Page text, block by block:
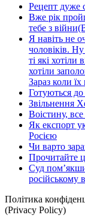
Рецепт дуже
Вже рік
тебе з
Я навіть не
чоловіків.
ті які хотіли
хотіли
Зараз коли
Готуються
Звільнення
Воістину,
Як експорт
Росією
Чи варто
Прочитайте
Суд
російському
Політика
(Privacy Policy)